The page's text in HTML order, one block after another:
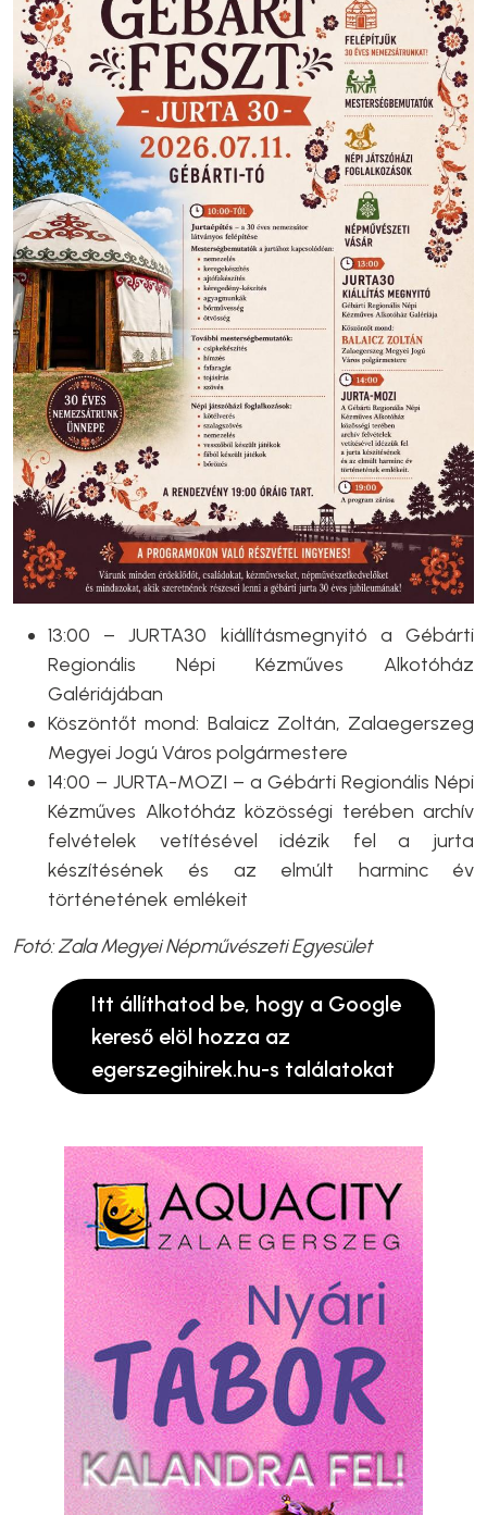
13:00 – JURTA30 kiállításmegnyitó a Gébárti
Regionális Népi Kézműves Alkotóház
Galériájában
Köszöntőt mond: Balaicz Zoltán, Zalaegerszeg
Megyei Jogú Város polgármestere
14:00 – JURTA-MOZI – a Gébárti Regionális Népi
Kézműves Alkotóház közösségi terében archív
felvételek vetítésével idézik fel a jurta
készítésének és az elmúlt harminc év
történetének emlékeit
Fotó: Zala Megyei Népművészeti Egyesület
Itt állíthatod be, hogy a Google
kereső elöl hozza az
egerszegihirek.hu-s találatokat